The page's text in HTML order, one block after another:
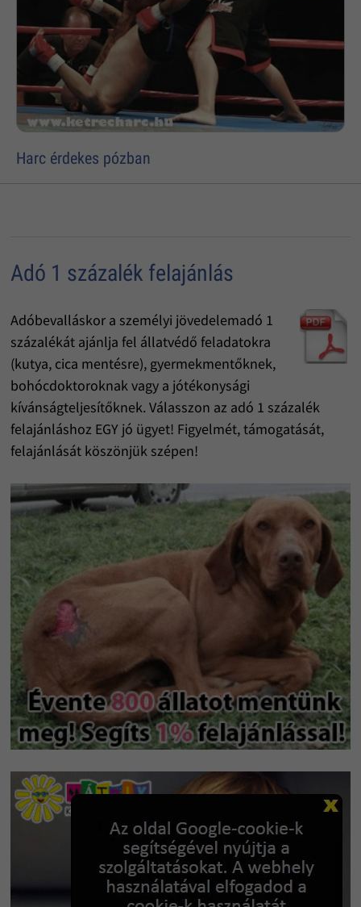
Harc érdekes pózban
Adó 1 százalék felajánlás
Adóbevalláskor a személyi jövedelemadó 1
százalékát ajánlja fel állatvédő feladatokra
(kutya, cica mentésre), gyermekmentőknek,
bohócdoktoroknak vagy a jótékonysági
kívánságteljesítőknek. Válasszon az adó 1 százalék
felajánláshoz EGY jó ügyet! Figyelmét, támogatását,
felajánlását köszönjük szépen!